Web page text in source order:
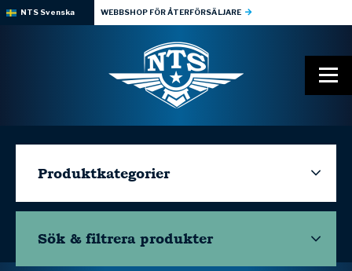
NTS Svenska WEBBSHOP FÖR ÅTERFÖRSÄLJARE
Produktkategorier
Sök & filtrera produkter